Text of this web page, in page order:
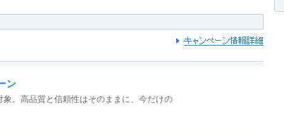
ン
。高品質と信頼性はそのままに、今だけの